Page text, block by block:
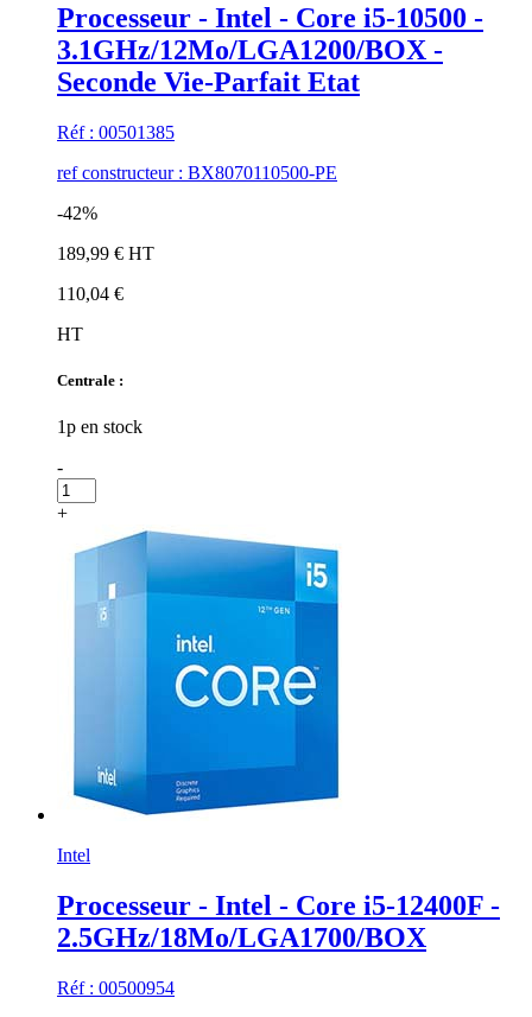
Processeur - Intel - Core i5-10500 -
3.1GHz/12Mo/LGA1200/BOX -
Seconde Vie-Parfait Etat
Réf : 00501385
ref constructeur : BX8070110500-PE
-42%
189,99 € HT
110,04 €
HT
Centrale :
1p en stock
-
+
Intel
Processeur - Intel - Core i5-12400F -
2.5GHz/18Mo/LGA1700/BOX
Réf : 00500954